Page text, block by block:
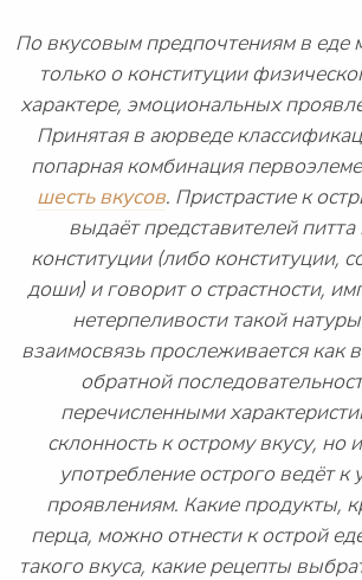
По вкусовым предпочтениям в еде
только о конституции
характере, эмоциональных
Принятая в аюрведе
попарная комбинация
шесть вкусов. Пристрастие к
выдаёт представителей
конституции (либо конституции,
доши) и говорит о страстности,
нетерпеливости такой
взаимосвязь прослеживается как
обратной
перечисленными
склонность к острому вкусу, но
употребление острого ведёт к
проявлениям. Какие продукты,
перца, можно отнести к острой
такого вкуса, какие рецепты